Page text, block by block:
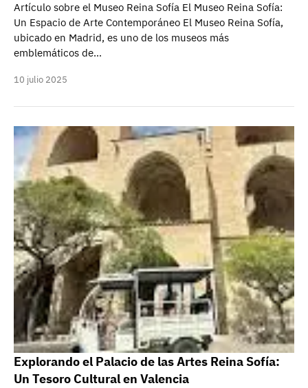
Artículo sobre el Museo Reina Sofía El Museo Reina Sofía:
Un Espacio de Arte Contemporáneo El Museo Reina Sofía,
ubicado en Madrid, es uno de los museos más
emblemáticos de…
10 julio 2025
Explorando el Palacio de las Artes Reina Sofía:
Un Tesoro Cultural en Valencia